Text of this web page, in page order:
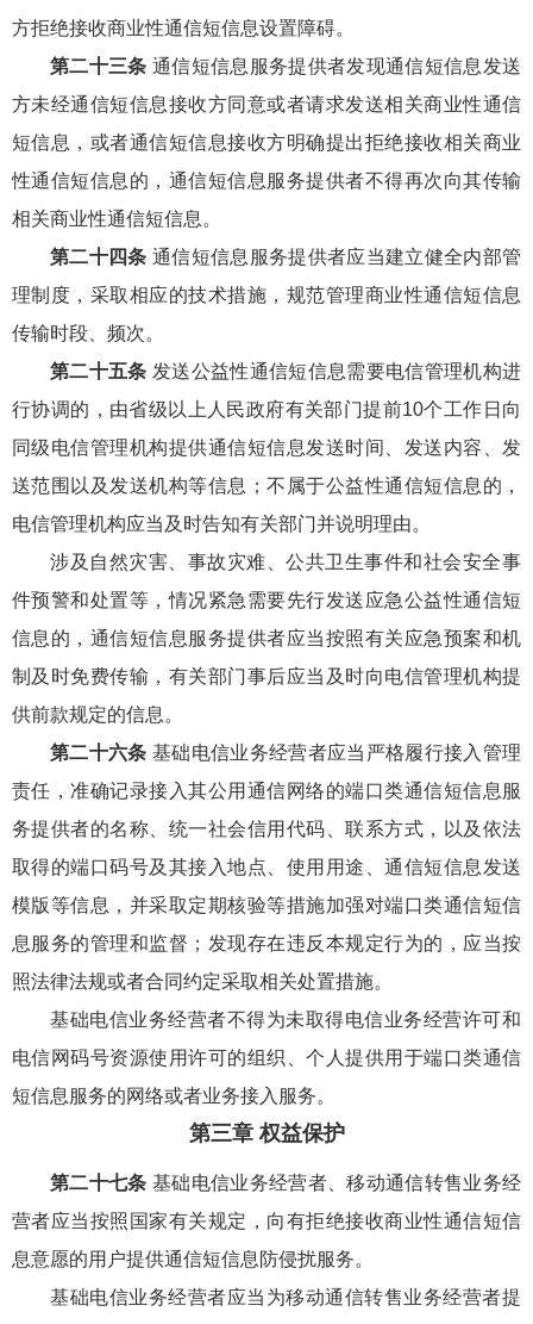
方拒绝接收商业性通信短信息设置障碍。
第二十三条 通信短信息服务提供者发现通信短信息发送
方未经通信短信息接收方同意或者请求发送相关商业性通信
短信息，或者通信短信息接收方明确提出拒绝接收相关商业
性通信短信息的，通信短信息服务提供者不得再次向其传输
相关商业性通信短信息。
第二十四条 通信短信息服务提供者应当建立健全内部管
理制度，采取相应的技术措施，规范管理商业性通信短信息
传输时段、频次。
第二十五条 发送公益性通信短信息需要电信管理机构进
行协调的，由省级以上人民政府有关部门提前10个工作日向
同级电信管理机构提供通信短信息发送时间、发送内容、发
送范围以及发送机构等信息；不属于公益性通信短信息的，
电信管理机构应当及时告知有关部门并说明理由。
涉及自然灾害、事故灾难、公共卫生事件和社会安全事
件预警和处置等，情况紧急需要先行发送应急公益性通信短
信息的，通信短信息服务提供者应当按照有关应急预案和机
制及时免费传输，有关部门事后应当及时向电信管理机构提
供前款规定的信息。
第二十六条 基础电信业务经营者应当严格履行接入管理
责任，准确记录接入其公用通信网络的端口类通信短信息服
务提供者的名称、统一社会信用代码、联系方式，以及依法
取得的端口码号及其接入地点、使用用途、通信短信息发送
模版等信息，并采取定期核验等措施加强对端口类通信短信
息服务的管理和监督；发现存在违反本规定行为的，应当按
照法律法规或者合同约定采取相关处置措施。
基础电信业务经营者不得为未取得电信业务经营许可和
电信网码号资源使用许可的组织、个人提供用于端口类通信
短信息服务的网络或者业务接入服务。
第三章 权益保护
第二十七条 基础电信业务经营者、移动通信转售业务经
营者应当按照国家有关规定，向有拒绝接收商业性通信短信
息意愿的用户提供通信短信息防侵扰服务。
基础电信业务经营者应当为移动通信转售业务经营者提